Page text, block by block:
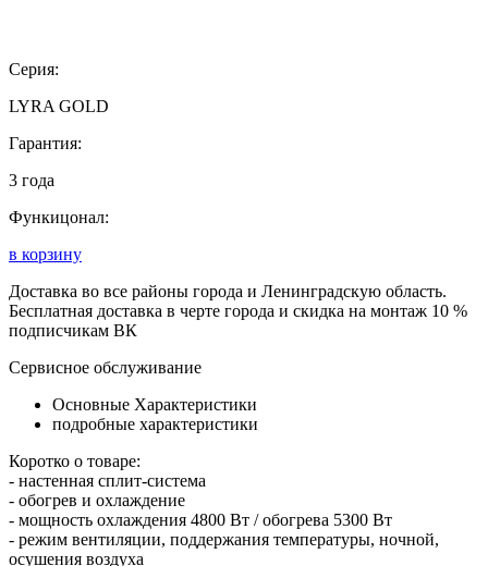
Серия:
LYRA GOLD
Гарантия:
3 года
Функицонал:
в корзину
Доставка во все районы города и Ленинградскую область.
Бесплатная доставка в черте города и скидка на монтаж 10 %
подписчикам ВК
Сервисное обслуживание
Основные Характеристики
подробные характеристики
Коротко о товаре:
- настенная сплит-система
- обогрев и охлаждение
- мощность охлаждения 4800 Вт / обогрева 5300 Вт
- режим вентиляции, поддержания температуры, ночной,
осушения воздуха